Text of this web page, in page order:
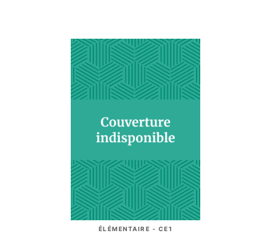
ÉLÉMENTAIRE - CE1